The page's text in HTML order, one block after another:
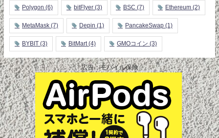
Polygon (6) bitFlyer (3) BSC (7) Ethereum (2)
MetaMask (7) Depin (1) PancakeSwap (1)
BYBIT (3) BitMart(4) GMOコイン (3)
広告：モバイル保険